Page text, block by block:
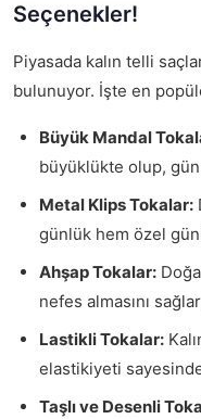
Seçenekler!
Piyasada kalın telli
bulunuyor. İşte en
Büyük Mandal
büyüklükte olup,
Metal Klips Tokalar:
günlük hem özel
Ahşap Tokalar:
nefes almasını
Lastikli Tokalar:
elastikiyeti sayesinde
Taşlı ve Desenli